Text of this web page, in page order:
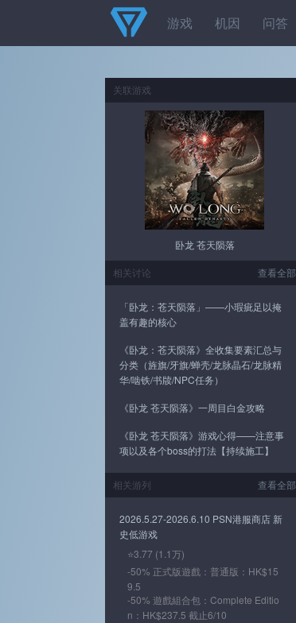
游戏 机因 问答
关联游戏
卧龙 苍天陨落
查看全部
相关讨论
「卧龙：苍天陨落」——小瑕疵足以掩
盖有趣的核心
《卧龙：苍天陨落》全收集要素汇总与
分类（旌旗/牙旗/蝉壳/龙脉晶石/龙脉精
华/啮铁/书牍/NPC任务）
《卧龙 苍天陨落》一周目白金攻略
《卧龙 苍天陨落》游戏心得——注意事
项以及各个boss的打法【持续施工】
查看全部
相关游列
2026.5.27-2026.6.10 PSN港服商店 新
史低游戏
⭐3.77 (1.1万)
-50% 正式版遊戲：普通版：HK$15
9.5
-50% 遊戲組合包：Complete Editio
n：HK$237.5 截止6/10